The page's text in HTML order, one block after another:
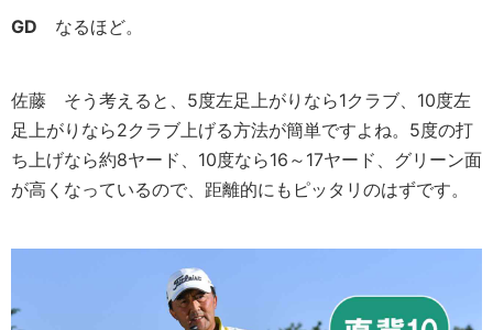
GD なるほど。
佐藤 そう考えると、5度左足上がりなら1クラブ、10度左
足上がりなら2クラブ上げる方法が簡単ですよね。5度の打
ち上げなら約8ヤード、10度なら16～17ヤード、グリーン面
が高くなっているので、距離的にもピッタリのはずです。